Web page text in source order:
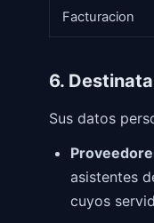
Facturacion
6.
Sus datos
asistentes
cuyos